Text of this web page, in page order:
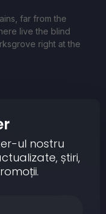
far from the
live the blind
right at the
ul nostru
știri,